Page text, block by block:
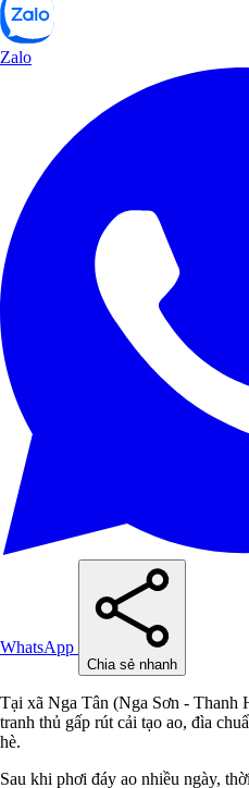
Zalo
WhatsApp
Chia sẻ nhanh
Tại xã Nga Tân (Nga Sơn - Thanh
tranh thủ gấp rút cải tạo ao, đìa
hè.
Sau khi phơi đáy ao nhiều ngày,